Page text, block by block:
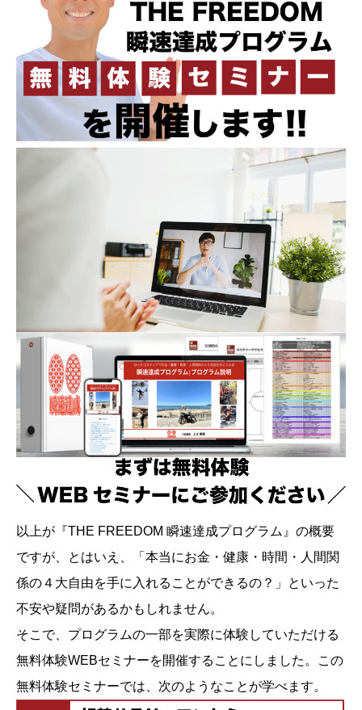
以上が『THE FREEDOM 瞬速達成プログラム』の概要
ですが、とはいえ、「本当にお金・健康・時間・人間関
係の４大自由を手に入れることができるの？」といった
不安や疑問があるかもしれません。
そこで、プログラムの一部を実際に体験していただける
無料体験WEBセミナーを開催することにしました。この
無料体験セミナーでは、次のようなことが学べます。